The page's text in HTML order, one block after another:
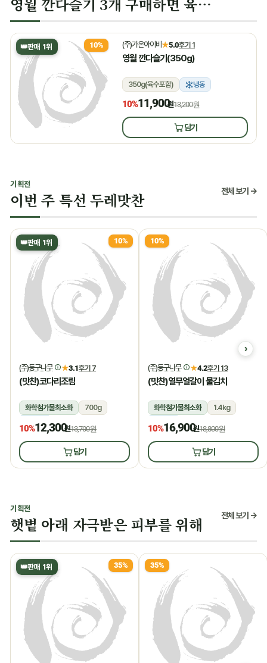
👑판매 1위 10% (주)가온아이비★5.0후기 1
영월 깐다슬기(350g)
350g(육수포함) 냉동
10%11,900원13,200원
담기
기획전
이번 주 특선 두레맛찬 전체 보기 →
👑판매 1위 10%
(주)둥구나무 ★3.1후기 7
(맛찬)코다리조림
화학첨가물최소화
700g
냉장
10%12,300원13,700원
담기
10%
(주)둥구나무 ★4.2후기 13
(맛찬)열무얼갈이 물김치
화학첨가물최소화
1.4kg
냉장
10%16,900원18,800원
담기
기획전
햇볕 아래 자극받은 피부를 위해 전체 보기 →
👑판매 1위 35% 35%